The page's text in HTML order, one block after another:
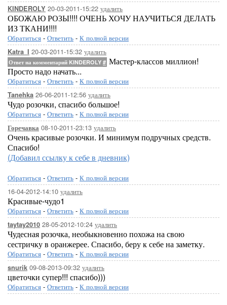
KINDEROLY 20-03-2011-15:22 удалить
ОБОЖАЮ РОЗЫ!!!! ОЧЕНЬ ХОЧУ НАУЧИТЬСЯ ДЕЛАТЬ
ИЗ ТКАНИ!!!!
Обратиться - Ответить - К полной версии
Katra_I 20-03-2011-15:32 удалить
Ответ на комментарий KINDEROLY # Мастер-классов миллион!
Просто надо начать...
Обратиться - Ответить - К полной версии
Tanehka 26-06-2011-12:56 удалить
Чудо розочки, спасибо большое!
Обратиться - Ответить - К полной версии
Горечавка 08-10-2011-23:13 удалить
Очень красивые розочки. И минимум подручных средств.
Спасибо!
(Добавил ссылку к себе в дневник)
Обратиться - Ответить - К полной версии
16-04-2012-14:10 удалить
Красивые-чудо1
Обратиться - Ответить - К полной версии
taytay2010 28-05-2012-10:24 удалить
Чудесная розочка, необыкновенно похожа на свою
сестричку в оранжерее. Спасибо, беру к себе на заметку.
Обратиться - Ответить - К полной версии
snurik 09-08-2013-09:32 удалить
цветочки супер!!! спасибо)))
Обратиться - Ответить - К полной версии